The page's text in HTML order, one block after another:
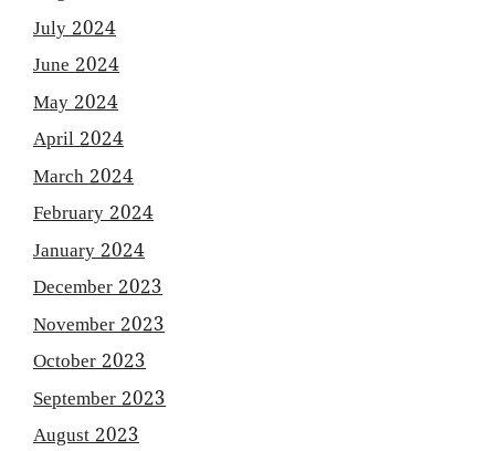
July 2024
June 2024
May 2024
April 2024
March 2024
February 2024
January 2024
December 2023
November 2023
October 2023
September 2023
August 2023